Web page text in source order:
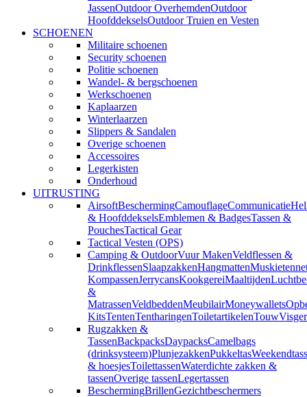
JassenOutdoor OverhemdenOutdoor
HoofddekselsOutdoor Truien en Vesten
SCHOENEN
Militaire schoenen
Security schoenen
Politie schoenen
Wandel- & bergschoenen
Werkschoenen
Kaplaarzen
Winterlaarzen
Slippers & Sandalen
Overige schoenen
Accessoires
Legerkisten
Onderhoud
UITRUSTING
AirsoftBeschermingCamouflageCommunicatie
& HoofddekselsEmblemen & BadgesTassen &
PouchesTactical Gear
Tactical Vesten (OPS)
Camping & OutdoorVuur MakenVeldflessen &
DrinkflessenSlaapzakkenHangmatten
KompassenJerrycansKookgereiMaaltijden
&
MatrassenVeldbeddenMeubilairMoneywallets
KitsTentenTentharingenToiletartikelenTouw
Rugzakken &
TassenBackpacksDaypacksCamelbags
(drinksysteem)PlunjezakkenPukkeltas
& hoesjesToilettassenWaterdichte zakken &
tassenOverige tassenLegertassen
BeschermingBrillenGezichtbeschermers